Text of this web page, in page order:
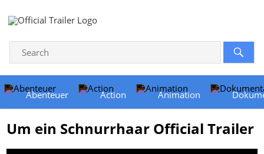
Abenteuer Action Animation
Um ein Schnurrhaar Official Trailer